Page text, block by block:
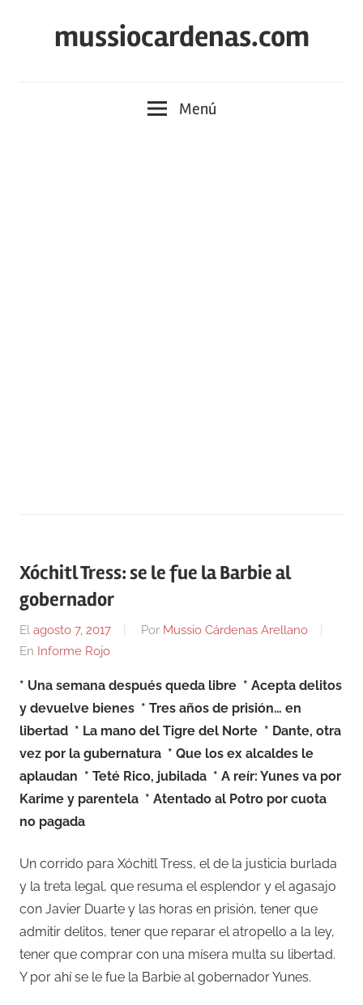
mussiocardenas.com
Menú
Xóchitl Tress: se le fue la Barbie al
gobernador
El agosto 7, 2017 Por Mussio Cárdenas Arellano
En Informe Rojo
* Una semana después queda libre * Acepta delitos
y devuelve bienes * Tres años de prisión… en
libertad * La mano del Tigre del Norte * Dante, otra
vez por la gubernatura * Que los ex alcaldes le
aplaudan * Teté Rico, jubilada * A reír: Yunes va por
Karime y parentela * Atentado al Potro por cuota
no pagada
Un corrido para Xóchitl Tress, el de la justicia burlada
y la treta legal, que resuma el esplendor y el agasajo
con Javier Duarte y las horas en prisión, tener que
admitir delitos, tener que reparar el atropello a la ley,
tener que comprar con una mísera multa su libertad.
Y por ahí se le fue la Barbie al gobernador Yunes.